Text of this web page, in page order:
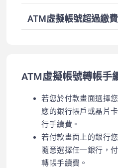
ATM虛擬帳號超過繳
ATM虛擬帳號轉帳手
若您於付款畫面選擇
應的銀行帳戶或晶片
行手續費。
若付款畫面上的銀行
隨意選擇任一銀行，
轉帳手續費。